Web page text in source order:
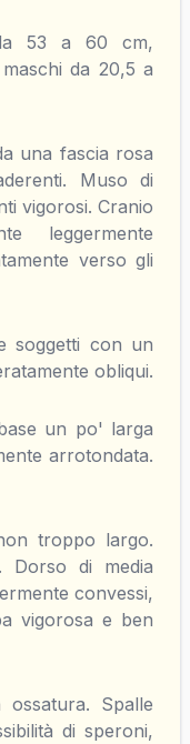
53 a 60 cm,
da 20,5 a
una fascia rosa
Muso di
vigorosi. Cranio
leggermente
verso gli
soggetti con un
obliqui.
un po' larga
arrotondata.
troppo largo.
Dorso di media
convessi,
vigorosa e ben
Spalle
di speroni,